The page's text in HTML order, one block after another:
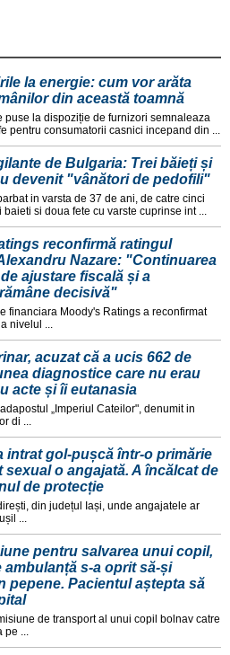
la energie: cum vor arăta
din această toamnă
puse la dispoziție de furnizori semnaleaza
pentru consumatorii casnici incepand din ...
de Bulgaria: Trei băieți și
devenit "vânători de pedofili"
in varsta de 37 de ani, de catre cinci
baieti si doua fete cu varste cuprinse int ...
reconfirmă ratingul
Nazare: "Continuarea
ajustare fiscală și a
decisivă"
financiara Moody's Ratings a reconfirmat
nivelul ...
acuzat că a ucis 662 de
diagnostice care nu erau
acte și îi eutanasia
„Imperiul Cateilor", denumit in
di ...
intrat gol-pușcă într-o primărie
sexual o angajată. A încălcat de
de protecție
din județul Iași, unde angajatele ar
...
pentru salvarea unui copil,
ambulanță s-a oprit să-și
pepene. Pacientul aștepta să
de transport al unui copil bolnav catre
pe ...